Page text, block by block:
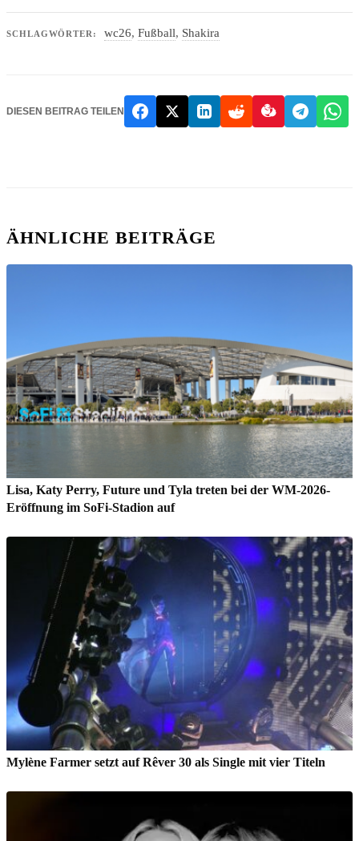
SCHLAGWÖRTER: wc26, Fußball, Shakira
DIESEN BEITRAG TEILEN
ÄHNLICHE BEITRÄGE
Lisa, Katy Perry, Future und Tyla treten bei der WM-2026-
Eröffnung im SoFi-Stadion auf
Mylène Farmer setzt auf Rêver 30 als Single mit vier Titeln